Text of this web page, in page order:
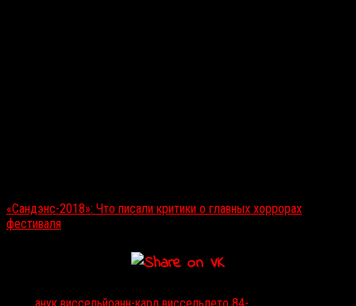
«Сандэнс-2018»: Что писали критики о главных хоррорах
фестиваля